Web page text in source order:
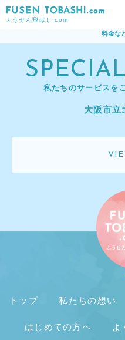
ふうせん飛ばし.com
料金な
私たちのサービスを
大阪市立
トップ 私たちの想い
はじめての方へ よ